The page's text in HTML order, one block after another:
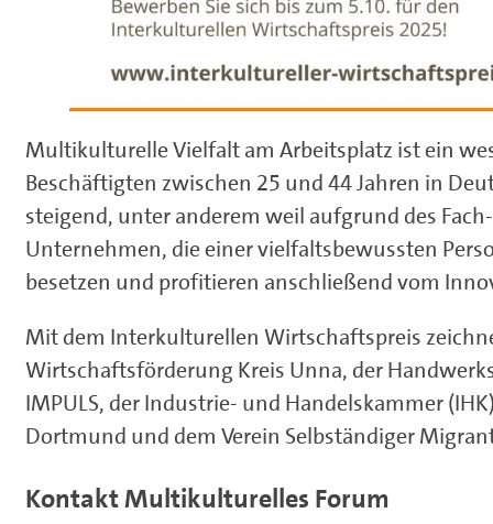
Multikulturelle Vielfalt am Arbeitsplatz ist ein
Beschäftigten zwischen 25 und 44 Jahren in
steigend, unter anderem weil aufgrund des
Unternehmen, die einer vielfaltsbewussten
besetzen und profitieren anschließend vom
Mit dem Interkulturellen Wirtschaftspreis
Wirtschaftsförderung Kreis Unna, der
IMPULS, der Industrie- und Handelskammer
Dortmund und dem Verein Selbständiger
Kontakt Multikulturelles Forum